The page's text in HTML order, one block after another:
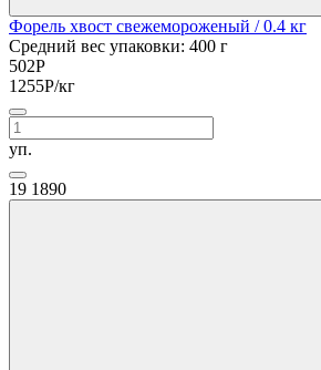
Форель хвост свежемороженый / 0.4 кг
Средний вес упаковки: 400 г
502Р
1255Р/кг
уп.
19 1890